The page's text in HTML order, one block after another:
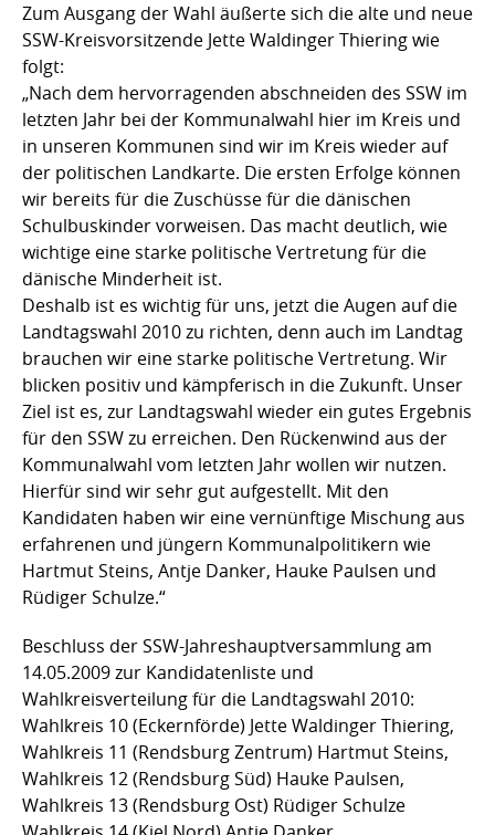
Zum Ausgang der Wahl äußerte sich die alte und neue
SSW-Kreisvorsitzende Jette Waldinger Thiering wie
folgt:
„Nach dem hervorragenden abschneiden des SSW im
letzten Jahr bei der Kommunalwahl hier im Kreis und
in unseren Kommunen sind wir im Kreis wieder auf
der politischen Landkarte. Die ersten Erfolge können
wir bereits für die Zuschüsse für die dänischen
Schulbuskinder vorweisen. Das macht deutlich, wie
wichtige eine starke politische Vertretung für die
dänische Minderheit ist.
Deshalb ist es wichtig für uns, jetzt die Augen auf die
Landtagswahl 2010 zu richten, denn auch im Landtag
brauchen wir eine starke politische Vertretung. Wir
blicken positiv und kämpferisch in die Zukunft. Unser
Ziel ist es, zur Landtagswahl wieder ein gutes Ergebnis
für den SSW zu erreichen. Den Rückenwind aus der
Kommunalwahl vom letzten Jahr wollen wir nutzen.
Hierfür sind wir sehr gut aufgestellt. Mit den
Kandidaten haben wir eine vernünftige Mischung aus
erfahrenen und jüngern Kommunalpolitikern wie
Hartmut Steins, Antje Danker, Hauke Paulsen und
Rüdiger Schulze.“
Beschluss der SSW-Jahreshauptversammlung am
14.05.2009 zur Kandidatenliste und
Wahlkreisverteilung für die Landtagswahl 2010:
Wahlkreis 10 (Eckernförde) Jette Waldinger Thiering,
Wahlkreis 11 (Rendsburg Zentrum) Hartmut Steins,
Wahlkreis 12 (Rendsburg Süd) Hauke Paulsen,
Wahlkreis 13 (Rendsburg Ost) Rüdiger Schulze